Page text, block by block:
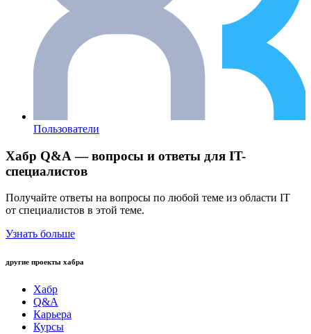
Пользователи
Хабр Q&A — вопросы и ответы для IT-
специалистов
Получайте ответы на вопросы по любой теме из области IT
от специалистов в этой теме.
Узнать больше
другие проекты хабра
Хабр
Q&A
Карьера
Курсы